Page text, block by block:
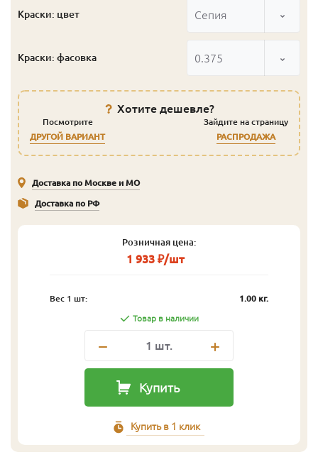
Краски: цвет Сепия
Краски: фасовка 0.375
Хотите дешевле?
Посмотрите
ДРУГОЙ ВАРИАНТ
Зайдите на страницу
РАСПРОДАЖА
Доставка по Москве и МО
Доставка по РФ
Розничная цена:
1 933 ₽/шт
Вес 1 шт: 1.00 кг.
Товар в наличии
1 шт.
Купить
Купить в 1 клик